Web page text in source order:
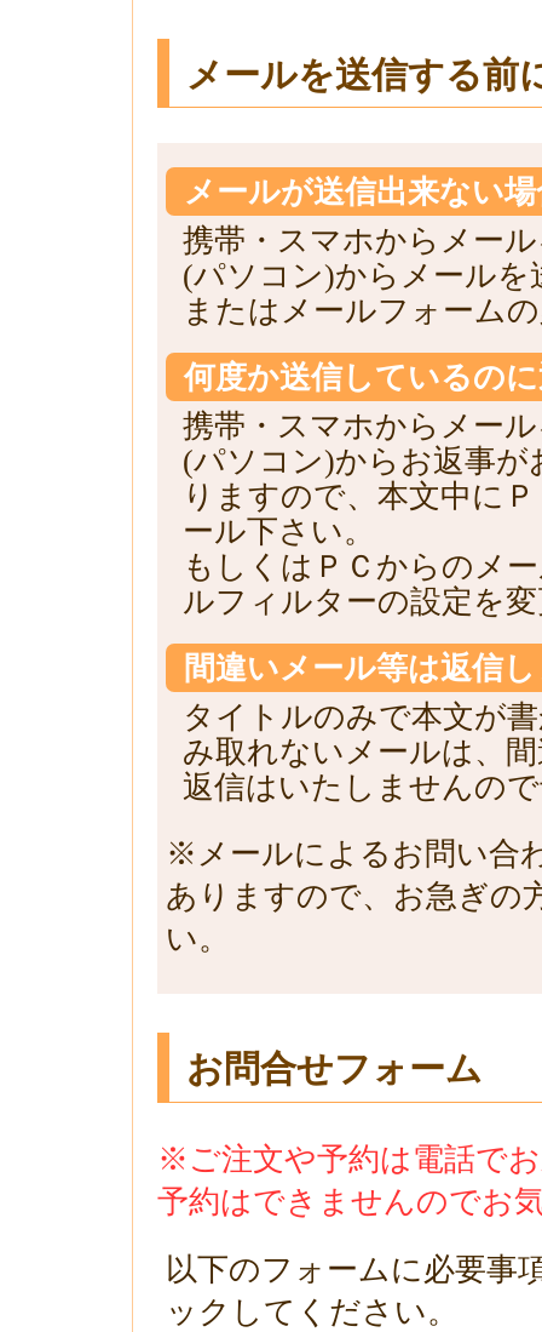
メールを送信する前
メールが送信出来ない場
携帯・スマホからメー
(パソコン)からメール
またはメールフォーム
何度か送信しているの
携帯・スマホからメー
(パソコン)からお返事
りますので、本文中に
ール下さい。
もしくはＰＣからのメ
ルフィルターの設定を
間違いメール等は返信
タイトルのみで本文が
み取れないメールは、
返信はいたしませんの
※メールによるお問い合
ありますので、お急ぎの
い。
お問合せフォーム
※ご注文や予約は電話で
予約はできませんのでお
以下のフォームに必要事
ックしてください。